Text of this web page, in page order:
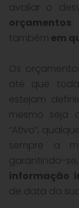
avaliar o
orçamentos
também em
Os
até que
estejam
mesmo seja
“Ativo”,
sempre a
garantindo-
informação
de data da